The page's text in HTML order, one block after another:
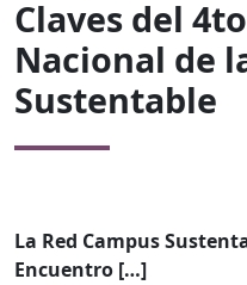
Claves del
Nacional de
Sustentable
La Red Campus
Encuentro […]